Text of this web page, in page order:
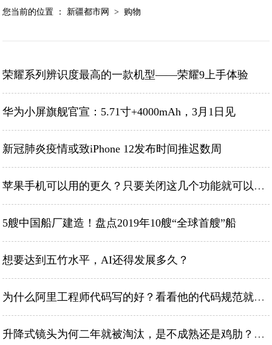
您当前的位置 ： 新疆都市网 > 购物
荣耀系列辨识度最高的一款机型——荣耀9上手体验
华为小屏旗舰官宣：5.71寸+4000mAh，3月1日见
新冠肺炎疫情或致iPhone 12发布时间推迟数周
苹果手机可以用的更久？只要关闭这几个功能就可以，你知道几个？
5艘中国船厂建造！盘点2019年10艘“全球首艘”船
想要达到五竹水平，AI还得发展多久？
为什么阿里工程师代码写的好？看看他的代码规范就知道了
升降式镜头为何二年就被淘汰，是不成熟还是鸡肋？看完涨知识